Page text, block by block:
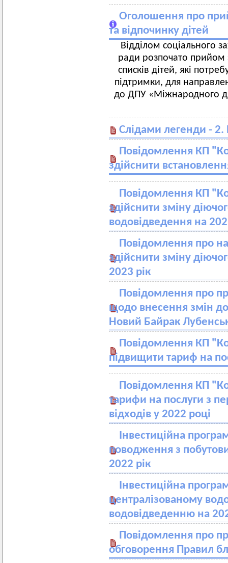
Оголошення про
та відпочинку дітей
Відділом соціального
ради розпочато прийом
списків дітей, які
підтримки, для
до ДПУ «Міжнародного
Слідами легенди - 2.
Повідомлення КП
здійснити
Повідомлення КП
здійснити зміну
водовідведення на
Повідомлення про
здійснити зміну
2023 рік
Повідомлення про
щодо внесення змін
Новий Байрак
Повідомлення КП
підвищити тариф на
Повідомлення КП
тарифи на послуги з
відходів у 2022 році
Інвестиційна
поводження з
2022 рік
Інвестиційна
централізованому
водовідведенню на
Повідомлення про
обговорення Правил